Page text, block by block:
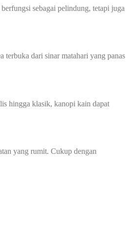
sebagai pelindung, tetapi juga
dari sinar matahari yang panas
hingga klasik, kanopi kain dapat
yang rumit. Cukup dengan